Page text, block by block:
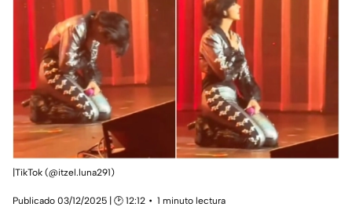
|TikTok (@itzel.luna291)
Publicado 03/12/2025 | 🕑 12:12
1 minuto lectura